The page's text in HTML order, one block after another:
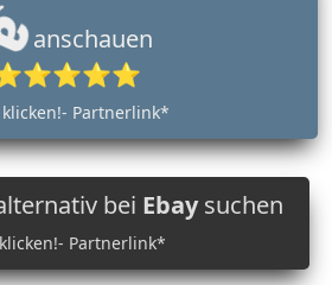
anschauen
klicken!- Partnerlink*
bei Ebaysuchen
Partnerlink*